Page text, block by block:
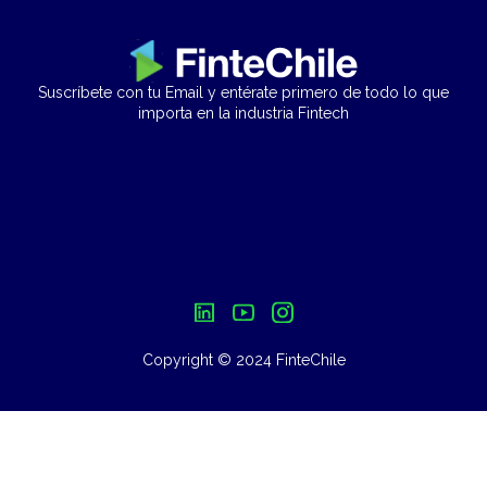
Suscríbete con tu Email y entérate primero de todo lo que
importa en la industria Fintech
Copyright © 2024 FinteChile